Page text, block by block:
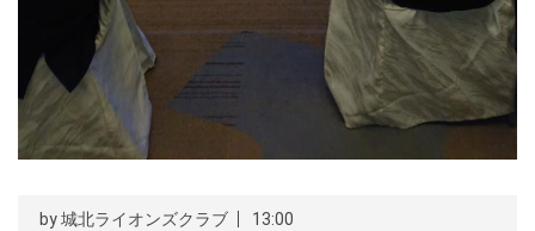
by城北ライオンズクラブ 13:00